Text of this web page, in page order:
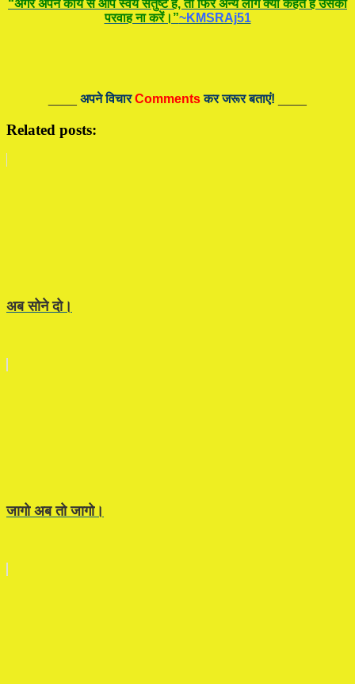
“अगर अपने कार्य से आप स्वयं संतुष्ट हैं, ताे फिर अन्य लोग क्या कहते हैं उसकी
परवाह ना करें।”~KMSRAj51
अपने विचारCommentsकर जरूर बताएं!
Related posts:
अब सोने दो।
जागो अब तो जागो।